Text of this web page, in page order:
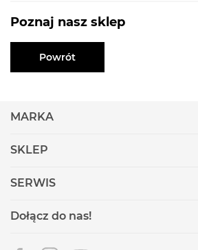
Poznaj nasz sklep
Powrót
MARKA
SKLEP
SERWIS
Dołącz do nas!